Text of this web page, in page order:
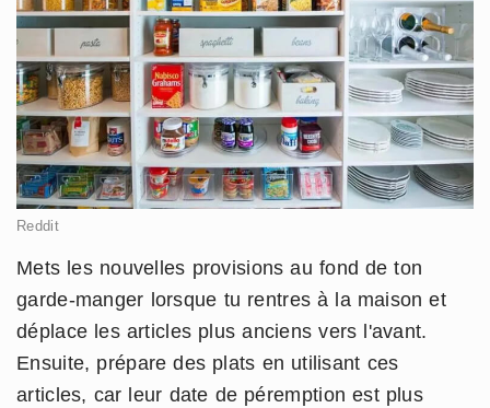
Reddit
Mets les nouvelles provisions au fond de ton
garde-manger lorsque tu rentres à la maison et
déplace les articles plus anciens vers l'avant.
Ensuite, prépare des plats en utilisant ces
articles, car leur date de péremption est plus